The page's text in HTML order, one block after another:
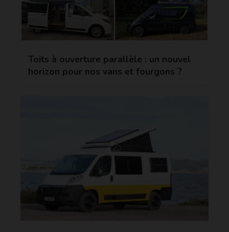
Toits à ouverture parallèle : un nouvel
horizon pour nos vans et fourgons ?